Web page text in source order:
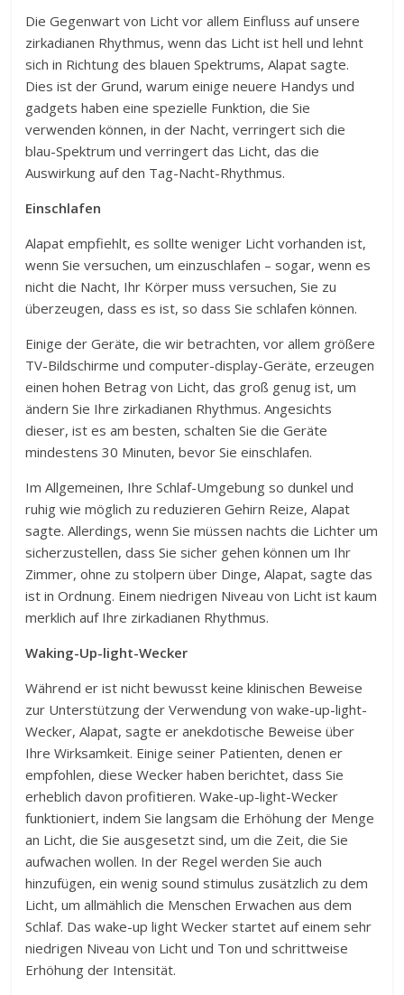
Die Gegenwart von Licht vor allem Einfluss auf unsere
zirkadianen Rhythmus, wenn das Licht ist hell und lehnt
sich in Richtung des blauen Spektrums, Alapat sagte.
Dies ist der Grund, warum einige neuere Handys und
gadgets haben eine spezielle Funktion, die Sie
verwenden können, in der Nacht, verringert sich die
blau-Spektrum und verringert das Licht, das die
Auswirkung auf den Tag-Nacht-Rhythmus.
Einschlafen
Alapat empfiehlt, es sollte weniger Licht vorhanden ist,
wenn Sie versuchen, um einzuschlafen – sogar, wenn es
nicht die Nacht, Ihr Körper muss versuchen, Sie zu
überzeugen, dass es ist, so dass Sie schlafen können.
Einige der Geräte, die wir betrachten, vor allem größere
TV-Bildschirme und computer-display-Geräte, erzeugen
einen hohen Betrag von Licht, das groß genug ist, um
ändern Sie Ihre zirkadianen Rhythmus. Angesichts
dieser, ist es am besten, schalten Sie die Geräte
mindestens 30 Minuten, bevor Sie einschlafen.
Im Allgemeinen, Ihre Schlaf-Umgebung so dunkel und
ruhig wie möglich zu reduzieren Gehirn Reize, Alapat
sagte. Allerdings, wenn Sie müssen nachts die Lichter um
sicherzustellen, dass Sie sicher gehen können um Ihr
Zimmer, ohne zu stolpern über Dinge, Alapat, sagte das
ist in Ordnung. Einem niedrigen Niveau von Licht ist kaum
merklich auf Ihre zirkadianen Rhythmus.
Waking-Up-light-Wecker
Während er ist nicht bewusst keine klinischen Beweise
zur Unterstützung der Verwendung von wake-up-light-
Wecker, Alapat, sagte er anekdotische Beweise über
Ihre Wirksamkeit. Einige seiner Patienten, denen er
empfohlen, diese Wecker haben berichtet, dass Sie
erheblich davon profitieren. Wake-up-light-Wecker
funktioniert, indem Sie langsam die Erhöhung der Menge
an Licht, die Sie ausgesetzt sind, um die Zeit, die Sie
aufwachen wollen. In der Regel werden Sie auch
hinzufügen, ein wenig sound stimulus zusätzlich zu dem
Licht, um allmählich die Menschen Erwachen aus dem
Schlaf. Das wake-up light Wecker startet auf einem sehr
niedrigen Niveau von Licht und Ton und schrittweise
Erhöhung der Intensität.